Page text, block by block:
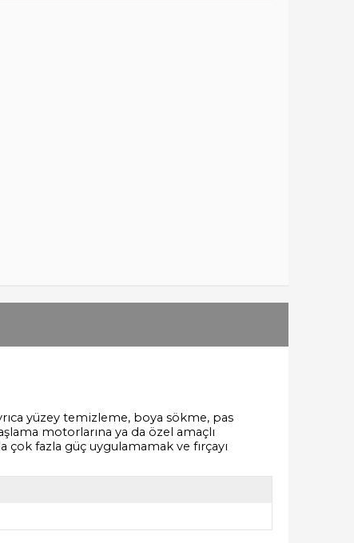
yüzey temizleme, boya sökme, pas
motorlarına ya da özel amaçlı
çok fazla güç uygulamamak ve fırçayı